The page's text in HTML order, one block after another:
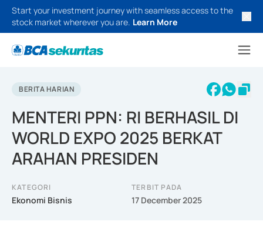
Start your investment journey with seamless access to the
stock market wherever you are. Learn More
BERITA HARIAN
MENTERI PPN: RI BERHASIL DI
WORLD EXPO 2025 BERKAT
ARAHAN PRESIDEN
KATEGORI
Ekonomi Bisnis
TERBIT PADA
17 December 2025